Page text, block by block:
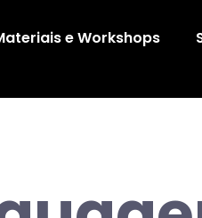
e Workshops